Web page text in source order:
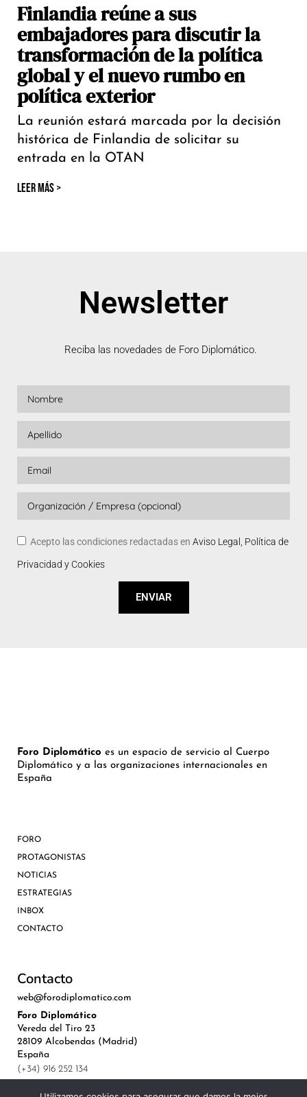
Finlandia reúne a sus
embajadores para discutir la
transformación de la política
global y el nuevo rumbo en
política exterior
La reunión estará marcada por la decisión
histórica de Finlandia de solicitar su
entrada en la OTAN
LEER MÁS >
Newsletter
Reciba las novedades de Foro Diplomático.
Acepto las condiciones redactadas en Aviso Legal, Política de
Privacidad y Cookies
ENVIAR
Foro Diplomático es un espacio de servicio al Cuerpo
Diplomático y a las organizaciones internacionales en
España
FORO
PROTAGONISTAS
NOTICIAS
ESTRATEGIAS
INBOX
CONTACTO
Contacto
web@forodiplomatico.com
Foro Diplomático
Vereda del Tiro 23
28109 Alcobendas (Madrid)
España
(+34) 916 252 134